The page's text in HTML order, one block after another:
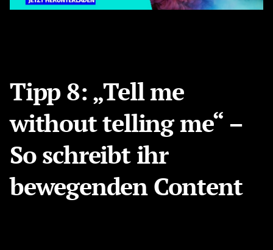
Tipp 8: „Tell me
without telling me“ –
So schreibt ihr
bewegenden Content